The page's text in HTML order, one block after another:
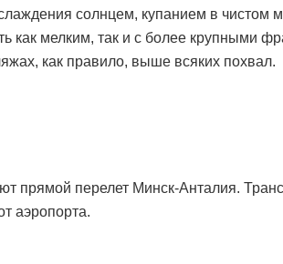
солнцем, купанием в чистом
как мелким, так и с более крупными
как правило, выше всяких похвал.
прямой перелет Минск-Анталия.
аэропорта.